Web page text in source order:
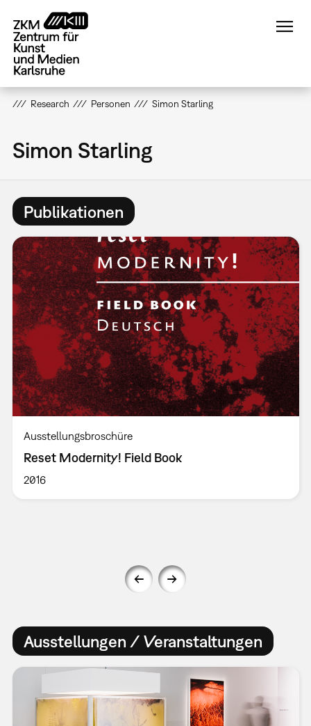
zum
Inhalt
Research Personen Simon Starling
Simon Starling
Publikationen
Ausstellungsbroschüre
Reset Modernity! Field Book
2016
Ausstellungen / Veranstaltungen